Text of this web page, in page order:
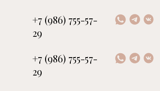
+7 (986) 755-57-
29
+7 (986) 755-57-
29